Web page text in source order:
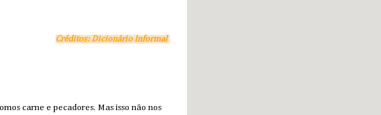
Créditos: Dicionário Informal
carne e pecadores. Mas isso não nos